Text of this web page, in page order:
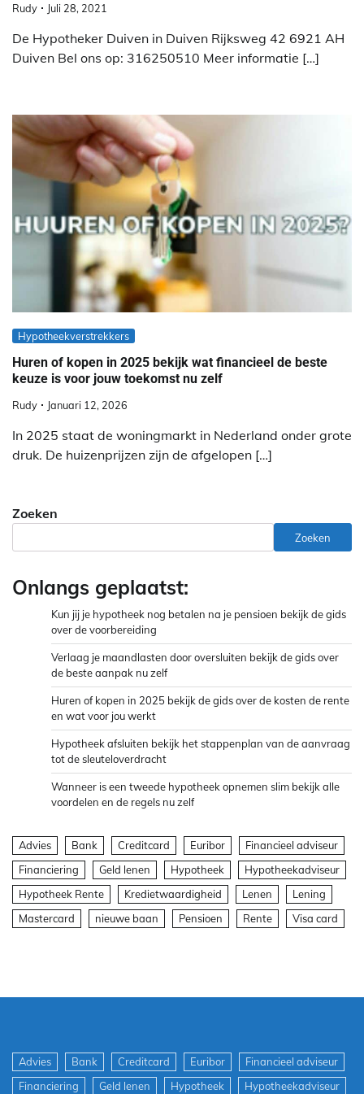
Rudy Juli 28, 2021
De Hypotheker Duiven in Duiven Rijksweg 42 6921 AH
Duiven Bel ons op: 316250510 Meer informatie […]
Hypotheekverstrekkers
Huren of kopen in 2025 bekijk wat financieel de beste
keuze is voor jouw toekomst nu zelf
Rudy Januari 12, 2026
In 2025 staat de woningmarkt in Nederland onder grote
druk. De huizenprijzen zijn de afgelopen […]
Zoeken
Zoeken
Onlangs geplaatst:
Kun jij je hypotheek nog betalen na je pensioen bekijk de gids
over de voorbereiding
Verlaag je maandlasten door oversluiten bekijk de gids over
de beste aanpak nu zelf
Huren of kopen in 2025 bekijk de gids over de kosten de rente
en wat voor jou werkt
Hypotheek afsluiten bekijk het stappenplan van de aanvraag
tot de sleuteloverdracht
Wanneer is een tweede hypotheek opnemen slim bekijk alle
voordelen en de regels nu zelf
Advies Bank Creditcard Euribor
Financieel adviseur
Financiering
Geld lenen Hypotheek
Hypotheekadviseur
Hypotheek Rente
Kredietwaardigheid Lenen
Lening
Mastercard
nieuwe baan Pensioen Rente Visa card
Advies Bank Creditcard Euribor
Financieel adviseur
Financiering
Geld lenen Hypotheek
Hypotheekadviseur